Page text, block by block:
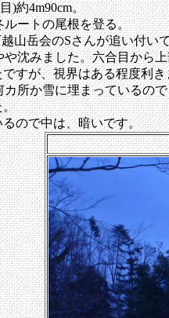
)約4m90cm。
ートの尾根を登る。
山岳会のSさんが追い付い
沈みました。六合目から上
すが、視界はある程度利き
所か雪に埋まっているの
ので中は、暗いです。